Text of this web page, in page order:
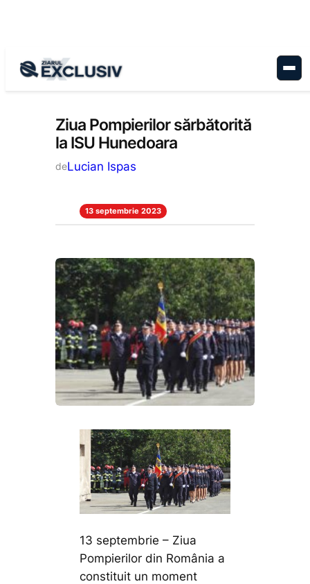
Stiri la zi
Ziua Pompierilor sărbătorită
la ISU Hunedoara
deLucian Ispas
13 septembrie 2023
13 septembrie – Ziua
Pompierilor din România a
constituit un moment